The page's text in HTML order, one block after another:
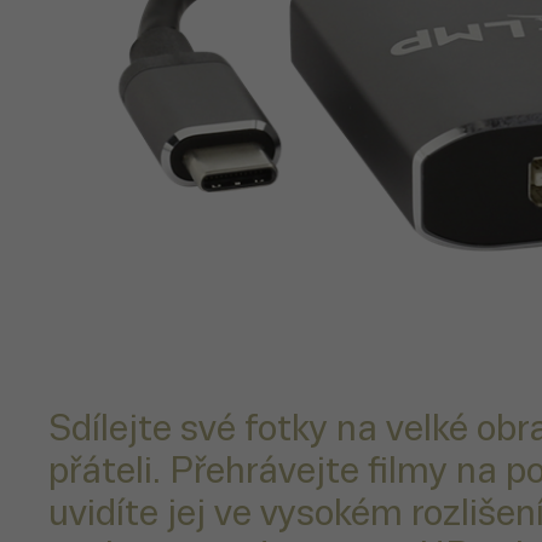
Sdílejte své fotky na velké
přáteli. Přehrávejte filmy na
uvidíte jej ve vysokém rozlišení